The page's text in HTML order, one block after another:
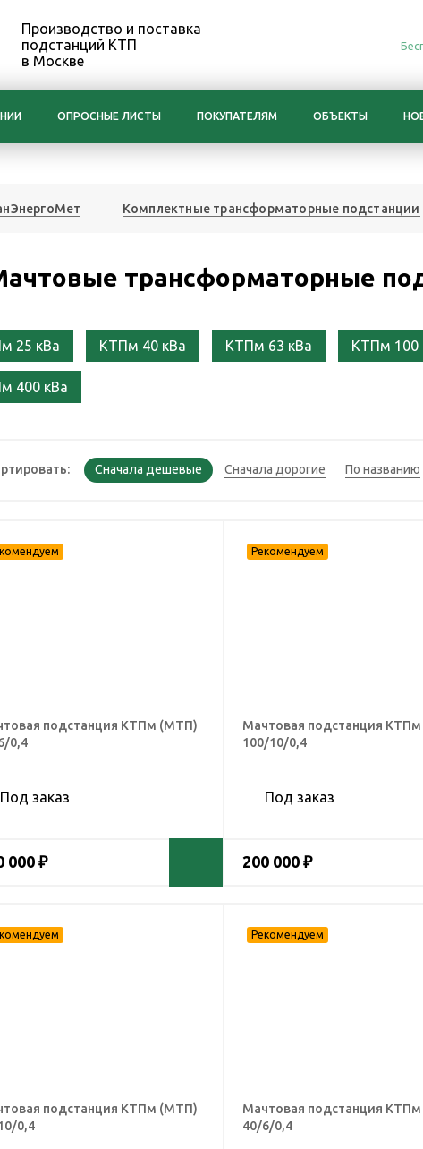
Производство и поставка
подстанций КТП
в Москве
ОПРОСНЫЕ ЛИСТЫ ПОКУПАТЕЛЯМ ОБЪЕКТЫ
Комплектные трансформаторные подстанции
трансформаторные
25 кВа КТПм 40 кВа КТПм 63 кВа КТПм 100
400 кВа
подстанция КТПм (МТП)
0,4
Под заказ
000 ₽
Мачтовая подстанция
100/10/0,4
Под заказ
200 000 ₽
подстанция КТПм (МТП)
0,4
Мачтовая подстанция
40/6/0,4